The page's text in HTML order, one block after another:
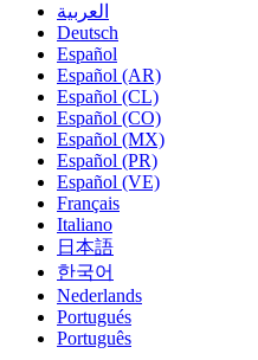
العربية
Deutsch
Español
Español (AR)
Español (CL)
Español (CO)
Español (MX)
Español (PR)
Español (VE)
Français
Italiano
日本語
한국어
Nederlands
Portugués
Português